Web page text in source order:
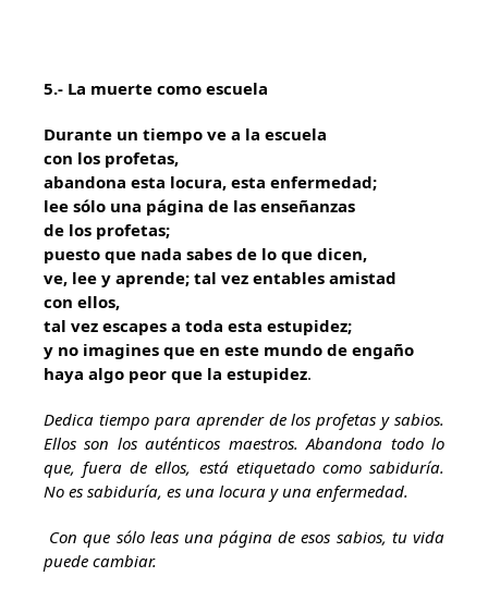
5.- La muerte como escuela
Durante un tiempo ve a la escuela
con los profetas,
abandona esta locura, esta enfermedad;
lee sólo una página de las enseñanzas
de los profetas;
puesto que nada sabes de lo que dicen,
ve, lee y aprende; tal vez entables amistad
con ellos,
tal vez escapes a toda esta estupidez;
y no imagines que en este mundo de engaño
haya algo peor que la estupidez.
Dedica tiempo para aprender de los profetas y sabios.
Ellos son los auténticos maestros. Abandona todo lo
que, fuera de ellos, está etiquetado como sabiduría.
No es sabiduría, es una locura y una enfermedad.
Con que sólo leas una página de esos sabios, tu vida
puede cambiar.